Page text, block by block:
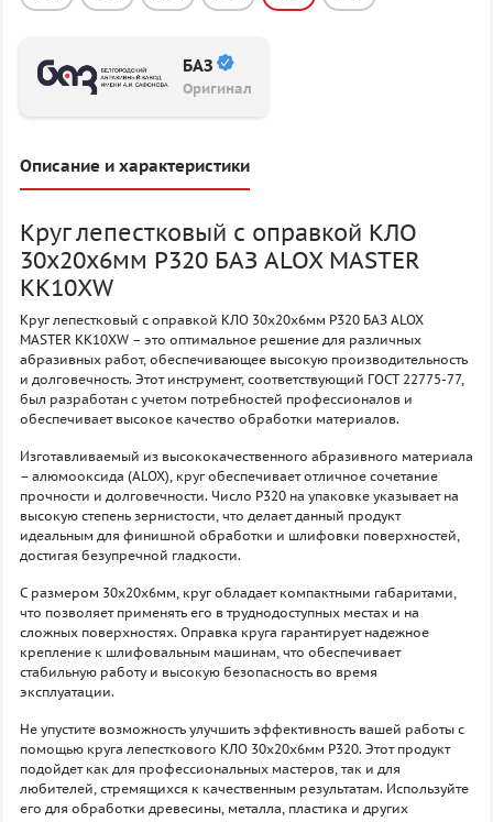
БАЗ
Оригинал
Описание и характеристики
Круг лепестковый с оправкой КЛО
30х20х6мм P320 БАЗ ALOX MASTER
KK10XW
Круг лепестковый с оправкой КЛО 30х20х6мм P320 БАЗ ALOX
MASTER KK10XW – это оптимальное решение для различных
абразивных работ, обеспечивающее высокую производительность
и долговечность. Этот инструмент, соответствующий ГОСТ 22775-77,
был разработан с учетом потребностей профессионалов и
обеспечивает высокое качество обработки материалов.
Изготавливаемый из высококачественного абразивного материала
– алюмооксида (ALOX), круг обеспечивает отличное сочетание
прочности и долговечности. Число P320 на упаковке указывает на
высокую степень зернистости, что делает данный продукт
идеальным для финишной обработки и шлифовки поверхностей,
достигая безупречной гладкости.
С размером 30х20х6мм, круг обладает компактными габаритами,
что позволяет применять его в труднодоступных местах и на
сложных поверхностях. Оправка круга гарантирует надежное
крепление к шлифовальным машинам, что обеспечивает
стабильную работу и высокую безопасность во время
эксплуатации.
Не упустите возможность улучшить эффективность вашей работы с
помощью круга лепесткового КЛО 30х20х6мм P320. Этот продукт
подойдет как для профессиональных мастеров, так и для
любителей, стремящихся к качественным результатам. Используйте
его для обработки древесины, металла, пластика и других